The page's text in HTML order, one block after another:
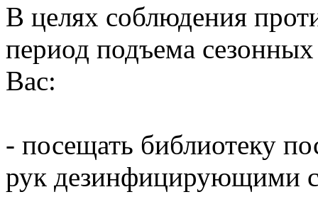
В целях соблюдения
период подъема
Вас:
- посещать библиотеку
рук дезинфицирующими